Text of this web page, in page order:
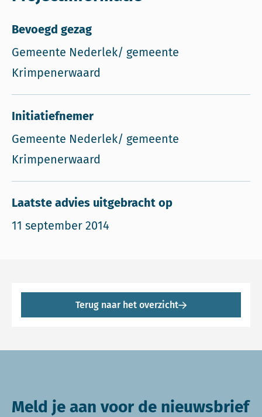
Bevoegd gezag
Gemeente Nederlek/ gemeente
Krimpenerwaard
Initiatiefnemer
Gemeente Nederlek/ gemeente
Krimpenerwaard
Laatste advies uitgebracht op
11 september 2014
Terug naar het overzicht
Meld je aan voor de nieuwsbrief